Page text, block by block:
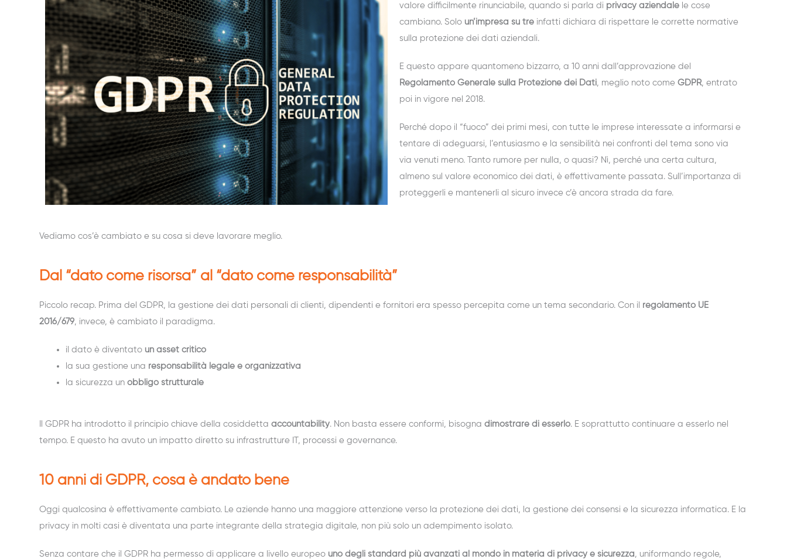
valore difficilmente rinunciabile, quando si parla di privacy aziendale le cose
cambiano. Solo un’impresa su tre infatti dichiara di rispettare le corrette normative
sulla protezione dei dati aziendali.
E questo appare quantomeno bizzarro, a 10 anni dall’approvazione del
Regolamento Generale sulla Protezione dei Dati, meglio noto come GDPR, entrato
poi in vigore nel 2018.
Perché dopo il “fuoco” dei primi mesi, con tutte le imprese interessate a informarsi e
tentare di adeguarsi, l’entusiasmo e la sensibilità nei confronti del tema sono via
via venuti meno. Tanto rumore per nulla, o quasi? Nì, perché una certa cultura,
almeno sul valore economico dei dati, è effettivamente passata. Sull’importanza di
proteggerli e mantenerli al sicuro invece c’è ancora strada da fare.
Vediamo cos’è cambiato e su cosa si deve lavorare meglio.
Dal “dato come risorsa” al “dato come responsabilità”
Piccolo recap. Prima del GDPR, la gestione dei dati personali di clienti, dipendenti e fornitori era spesso percepita come un tema secondario. Con il regolamento UE
2016/679, invece, è cambiato il paradigma.
il dato è diventato un asset critico
la sua gestione una responsabilità legale e organizzativa
la sicurezza un obbligo strutturale
Il GDPR ha introdotto il principio chiave della cosiddetta accountability. Non basta essere conformi, bisogna dimostrare di esserlo. E soprattutto continuare a esserlo nel
tempo. E questo ha avuto un impatto diretto su infrastrutture IT, processi e governance.
10 anni di GDPR, cosa è andato bene
Oggi qualcosina è effettivamente cambiato. Le aziende hanno una maggiore attenzione verso la protezione dei dati, la gestione dei consensi e la sicurezza informatica. E la
privacy in molti casi è diventata una parte integrante della strategia digitale, non più solo un adempimento isolato.
Senza contare che il GDPR ha permesso di applicare a livello europeo uno degli standard più avanzati al mondo in materia di privacy e sicurezza, uniformando regole,